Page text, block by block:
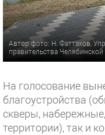
Автор фото: Н. Фаттахов,
правительства Челябинской
На голосование
благоустройства
скверы,
территории), так и